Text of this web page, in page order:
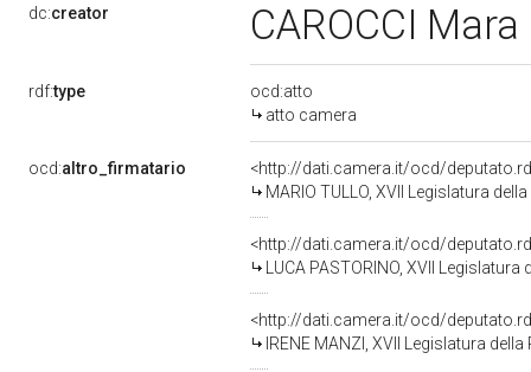
dc:creator CAROCCI Mara
rdf:type
ocd:atto
atto camera
ocd:altro_firmatario
<http://dati.camera.it/ocd/
MARIO TULLO, XVII Legislatura
<http://dati.camera.it/ocd/
LUCA PASTORINO, XVII
<http://dati.camera.it/ocd/
IRENE MANZI, XVII Legislatura